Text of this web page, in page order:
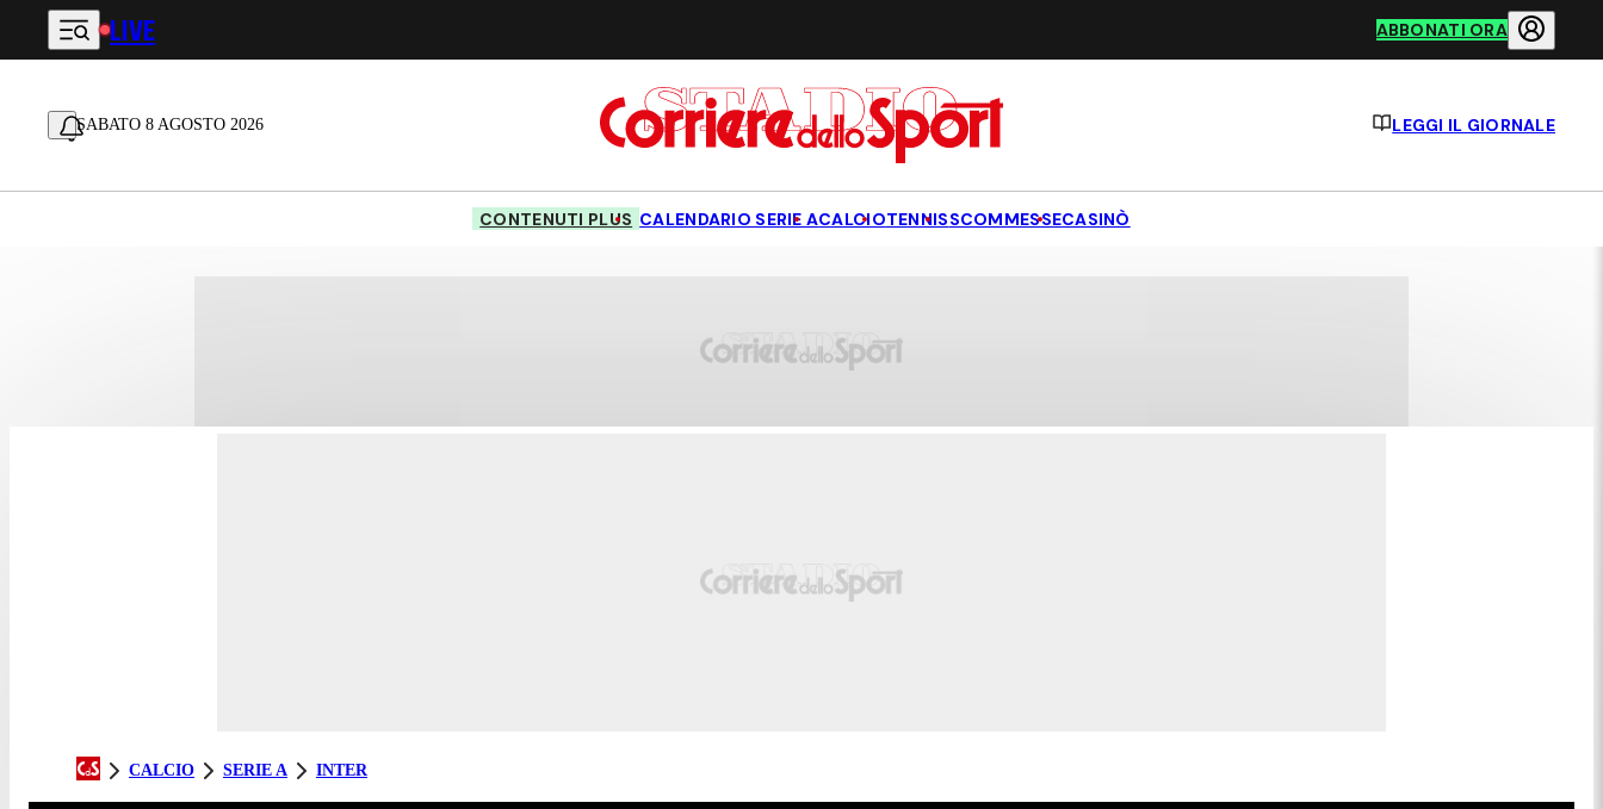
Vai al contenuto principale
LIVE ABBONATI ORA
SABATO 8 AGOSTO 2026 LEGGI IL GIORNALE
CONTENUTI PLUS CALENDARIO SERIE ACALCIOTENNISSCOMMESSECASINÒ
CALCIO SERIE A INTER